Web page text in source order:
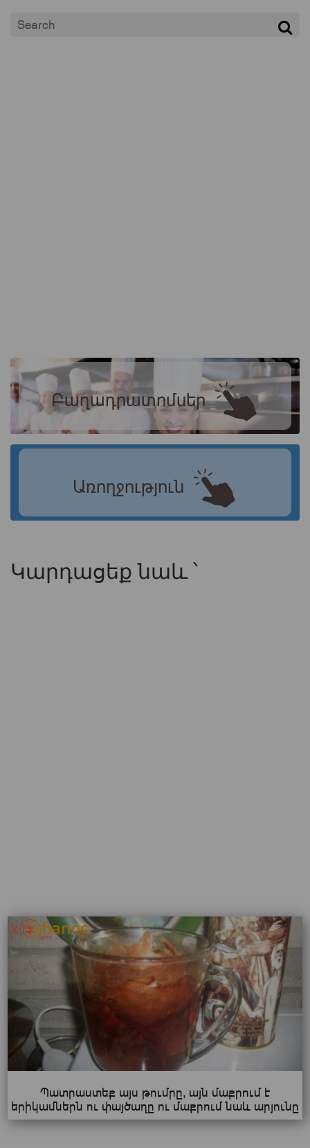
Բաղադրատոմսեր
Առողջություն
Կարդացեք նաև ՝
Պատրաստեք այս թումրը, այն մաքրում է
երիկամներն ու փայծաղը ու մաքրում նաև արյունը